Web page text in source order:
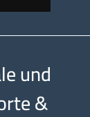
und
&